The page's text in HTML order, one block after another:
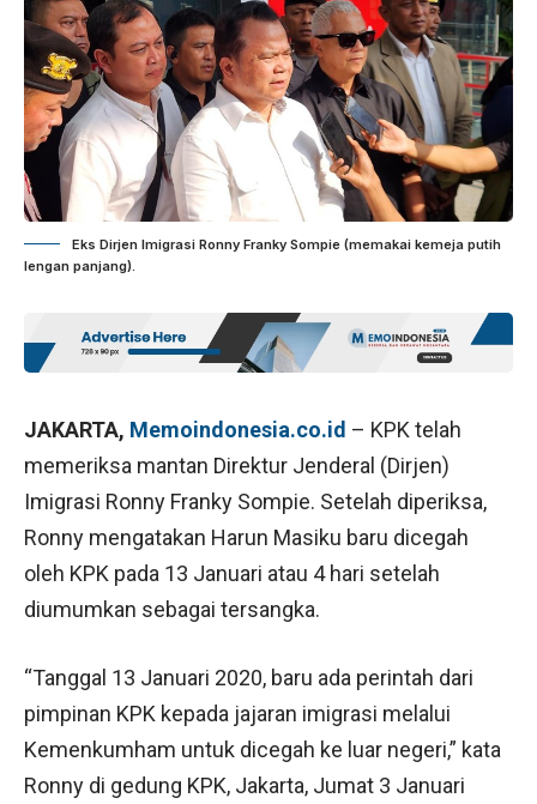
Eks Dirjen Imigrasi Ronny Franky Sompie (memakai kemeja putih
lengan panjang).
JAKARTA, Memoindonesia.co.id – KPK telah
memeriksa mantan Direktur Jenderal (Dirjen)
Imigrasi Ronny Franky Sompie. Setelah diperiksa,
Ronny mengatakan Harun Masiku baru dicegah
oleh KPK pada 13 Januari atau 4 hari setelah
diumumkan sebagai tersangka.
“Tanggal 13 Januari 2020, baru ada perintah dari
pimpinan KPK kepada jajaran imigrasi melalui
Kemenkumham untuk dicegah ke luar negeri,” kata
Ronny di gedung KPK, Jakarta, Jumat 3 Januari